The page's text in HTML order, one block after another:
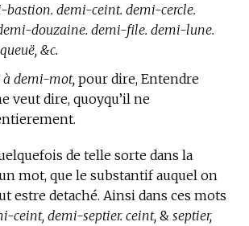
demi-ceint. demi-cercle.
douzaine. demi-file. demi-lune.
&c.
à demi-mot, pour dire, Entendre
veut dire, quoyqu’il ne
de telle sorte dans la
mot, que le substantif auquel on
estre detaché. Ainsi dans ces mots
ceint, demi-septier. ceint, & septier,